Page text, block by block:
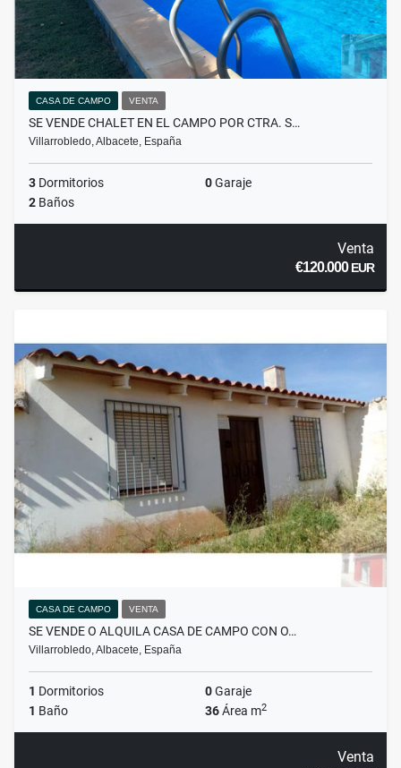
CASA DE CAMPO VENTA
SE VENDE CHALET EN EL CAMPO POR CTRA. S…
Villarrobledo, Albacete, España
3 Dormitorios 0Garaje
2 Baños
Venta
€120.000EUR
CASA DE CAMPO VENTA
SE VENDE O ALQUILA CASA DE CAMPO CON O…
Villarrobledo, Albacete, España
1 Dormitorios 0Garaje
1 Baño 36Área m2
Venta